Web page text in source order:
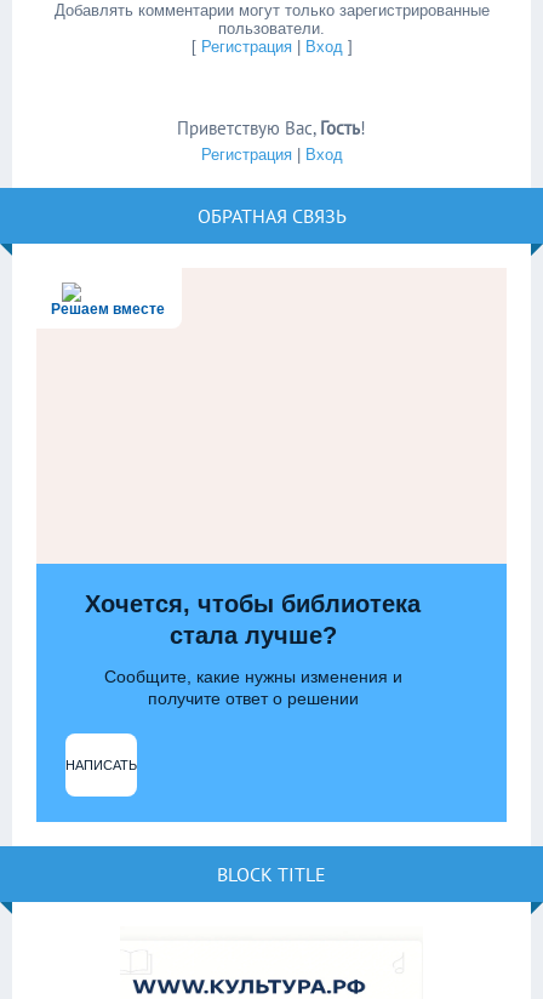
Добавлять комментарии могут только зарегистрированные
пользователи.
[ Регистрация| Вход]
Приветствую Вас, Гость!
Регистрация| Вход
ОБРАТНАЯ СВЯЗЬ
Решаем вместе
Хочется, чтобы библиотека
стала лучше?
Сообщите, какие нужны изменения и
получите ответ о решении
НАПИСАТЬ
BLOCK TITLE